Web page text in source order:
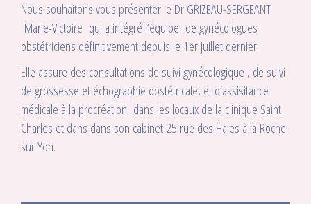
Nous souhaitons vous présenter le Dr GRIZEAU-SERGEANT
Marie-Victoire qui a intégré l’équipe de gynécologues
obstétriciens définitivement depuis le 1er juillet dernier.
Elle assure des consultations de suivi gynécologique , de suivi
de grossesse et échographie obstétricale, et d’assisitance
médicale à la procréation dans les locaux de la clinique Saint
Charles et dans dans son cabinet 25 rue des Hales à la Roche
sur Yon.